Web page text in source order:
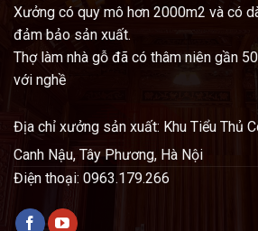
Xưởng có quy mô hơn 2000m2 và có
đảm bảo sản xuất.
Thợ làm nhà gỗ đã có thâm niên gần
với nghề
Địa chỉ xưởng sản xuất: Khu Tiểu Thủ
Canh Nậu, Tây Phương, Hà Nội
Điện thoại: 0963.179.266